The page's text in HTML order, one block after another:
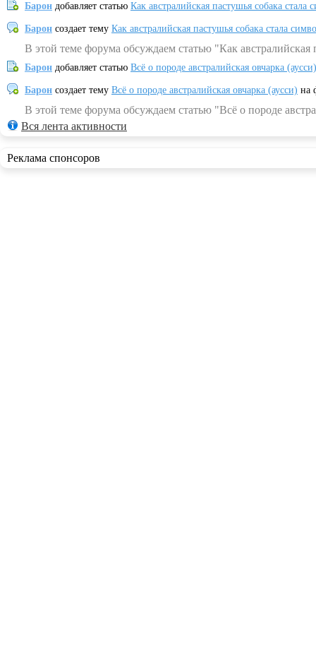
Барон добавляет статью Как австралийская пастушья собака
Барон создает тему Как австралийская пастушья собака стала
В этой теме форума обсуждаем статью "Как
Барон добавляет статью Всё о породе австралийская овчарка (аусси)
Барон создает тему Всё о породе австралийская овчарка (аусси) на
В этой теме форума обсуждаем статью "Всё о породе
Вся лента активности
Реклама спонсоров